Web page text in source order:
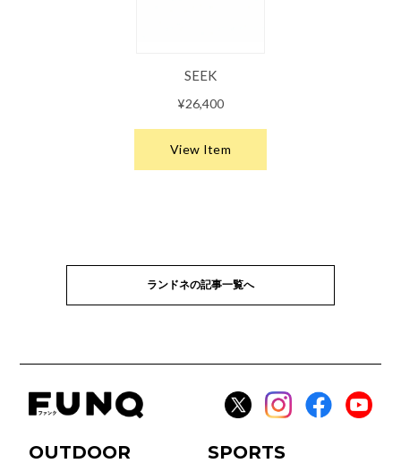
ランドネの記事一覧へ
OUTDOOR
SPORTS